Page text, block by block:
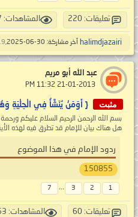
تعليقات: 220 المشاهدات: 702,317
halimdjazairi آخر مشاركة: 30-06-2025,
عبد الله أبو مريم
مثبت { أَوَمَنْ يُنَشَّأُ فِي الْحِلْيَةِ
بسم الله الرحمن الرحيم السلام عليكم ورحمة
هل هناك بيان للإمام قد تطرق فيه لهذه
ردود الإمام في هذا الموضوع
150855
1
2
3
...
7
تعليقات: 60 المشاهدات: 382,063